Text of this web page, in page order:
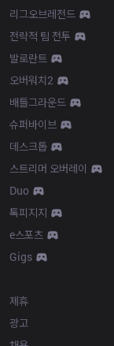
리그오브레전드
전략적 팀 전투
발로란트
오버워치2
배틀그라운드
슈퍼바이브
데스크톱
스트리머 오버레이
Duo
톡피지지
e스포츠
Gigs
제휴
광고